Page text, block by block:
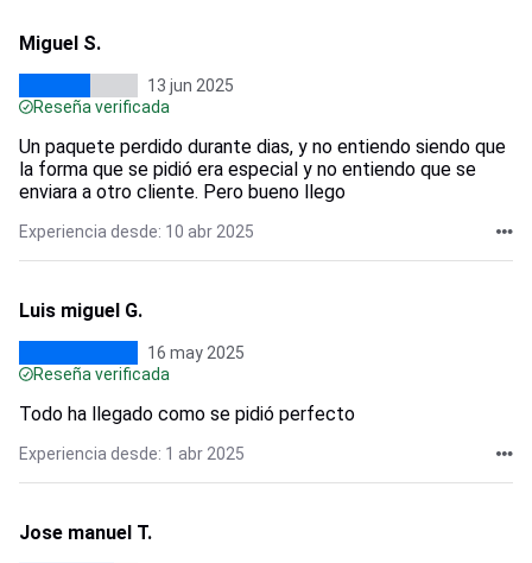
Miguel S.
13 jun 2025
Reseña verificada
Un paquete perdido durante dias, y no entiendo siendo que
la forma que se pidió era especial y no entiendo que se
enviara a otro cliente. Pero bueno llego
Experiencia desde: 10 abr 2025
Luis miguel G.
16 may 2025
Reseña verificada
Todo ha llegado como se pidió perfecto
Experiencia desde: 1 abr 2025
Jose manuel T.